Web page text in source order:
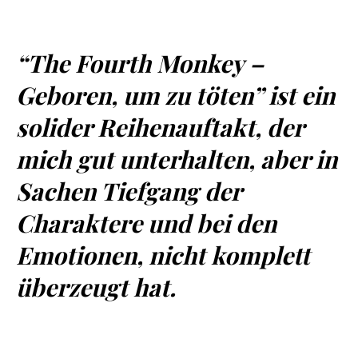
“The Fourth Monkey –
Geboren, um zu töten” ist ein
solider Reihenauftakt, der
mich gut unterhalten, aber in
Sachen Tiefgang der
Charaktere und bei den
Emotionen, nicht komplett
überzeugt hat.